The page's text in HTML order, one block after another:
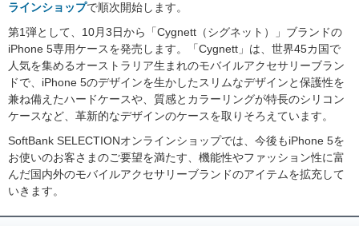
ラインショップで順次開始します。
第1弾として、10月3日から「Cygnett（シグネット）」ブランドの
iPhone 5専用ケースを発売します。「Cygnett」は、世界45カ国で
人気を集めるオーストラリア生まれのモバイルアクセサリーブラン
ドで、iPhone 5のデザインを生かしたスリムなデザインと保護性を
兼ね備えたハードケースや、質感とカラーリングが特長のシリコン
ケースなど、革新的なデザインのケースを取りそろえています。
SoftBank SELECTIONオンラインショップでは、今後もiPhone 5を
お使いのお客さまのご要望を満たす、機能性やファッション性に富
んだ国内外のモバイルアクセサリーブランドのアイテムを拡充して
いきます。